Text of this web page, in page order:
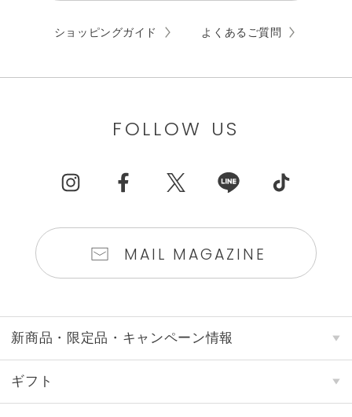
ショッピングガイド よくあるご質問
FOLLOW US
MAIL MAGAZINE
新商品・限定品・キャンペーン情報
ギフト